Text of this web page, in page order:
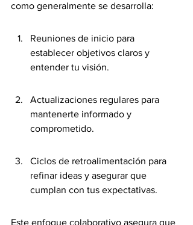
como generalmente se desarrolla:
Reuniones de inicio para
establecer objetivos claros y
entender tu visión.
Actualizaciones regulares para
mantenerte informado y
comprometido.
Ciclos de retroalimentación para
refinar ideas y asegurar que
cumplan con tus expectativas.
Este enfoque colaborativo asegura que